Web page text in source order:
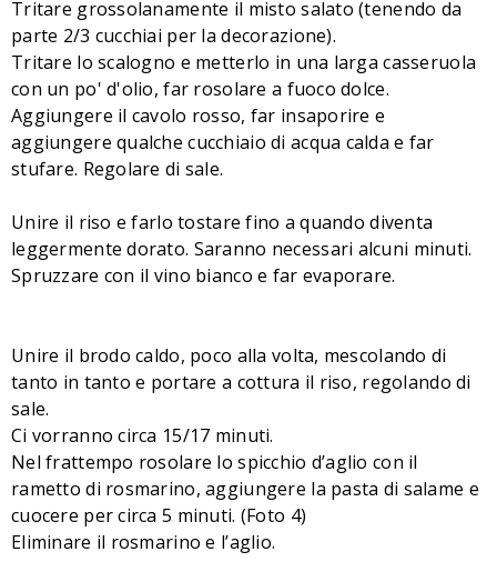
Tritare grossolanamente il misto salato (tenendo da
parte 2/3 cucchiai per la decorazione).
Tritare lo scalogno e metterlo in una larga casseruola
con un po' d'olio, far rosolare a fuoco dolce.
Aggiungere il cavolo rosso, far insaporire e
aggiungere qualche cucchiaio di acqua calda e far
stufare. Regolare di sale.
Unire il riso e farlo tostare fino a quando diventa
leggermente dorato. Saranno necessari alcuni minuti.
Spruzzare con il vino bianco e far evaporare.
Unire il brodo caldo, poco alla volta, mescolando di
tanto in tanto e portare a cottura il riso, regolando di
sale.
Ci vorranno circa 15/17 minuti.
Nel frattempo rosolare lo spicchio d’aglio con il
rametto di rosmarino, aggiungere la pasta di salame e
cuocere per circa 5 minuti. (Foto 4)
Eliminare il rosmarino e l’aglio.